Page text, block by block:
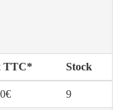
TTC* Stock
9